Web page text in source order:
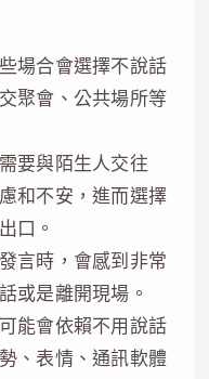
場合會選擇不說話
聚會、公共場所等
要與陌生人交往
和不安，進而選擇
口。
言時，會感到非常
或是離開現場。
能會依賴不用說話
、表情、通訊軟體